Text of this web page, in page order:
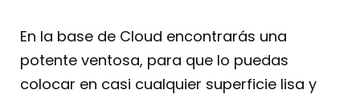
En la base de Cloud encontrarás una
potente ventosa, para que lo puedas
colocar en casi cualquier superficie lisa y